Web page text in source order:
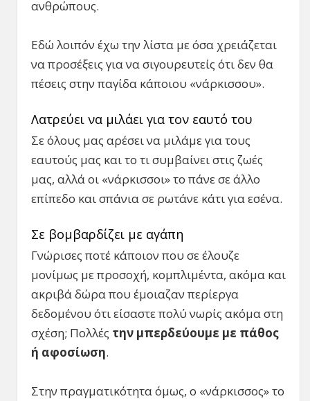
ανθρώπους.
Εδώ λοιπόν έχω την λίστα με όσα χρειάζεται
να προσέξεις για να σιγουρευτείς ότι δεν θα
πέσεις στην παγίδα κάποιου «νάρκισσου».
Λατρεύει να μιλάει για τον εαυτό του
Σε όλους μας αρέσει να μιλάμε για τους
εαυτούς μας και το τι συμβαίνει στις ζωές
μας, αλλά οι «νάρκισσοι» το πάνε σε άλλο
επίπεδο και σπάνια σε ρωτάνε κάτι για εσένα.
Σε βομβαρδίζει με αγάπη
Γνώρισες ποτέ κάποιον που σε έλουζε
μονίμως με προσοχή, κομπλιμέντα, ακόμα και
ακριβά δώρα που έμοιαζαν περίεργα
δεδομένου ότι είσαστε πολύ νωρίς ακόμα στη
σχέση; Πολλές την μπερδεύουμε με πάθος
ή αφοσίωση.
Στην πραγματικότητα όμως, ο «νάρκισσος» το